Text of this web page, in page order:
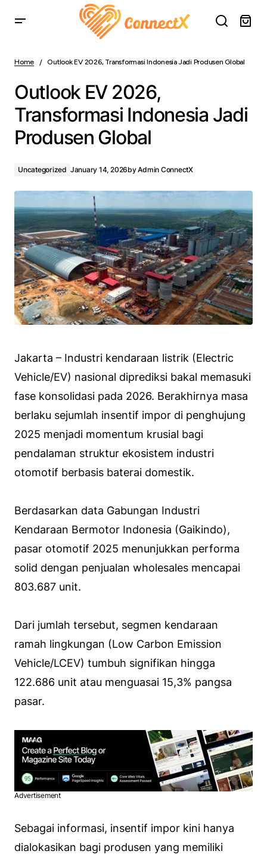
Global
Home Outlook EV 2026, Transformasi Indonesia Jadi Produsen Global
Outlook EV 2026,
Transformasi Indonesia Jadi
Produsen Global
Uncategorized January 14, 2026byAdmin ConnectX
Jakarta – Industri kendaraan listrik (Electric
Vehicle/EV) nasional diprediksi bakal memasuki
fase konsolidasi pada 2026. Berakhirnya masa
berlaku sejumlah insentif impor di penghujung
2025 menjadi momentum krusial bagi
pendalaman struktur ekosistem industri
otomotif berbasis baterai domestik.
Berdasarkan data Gabungan Industri
Kendaraan Bermotor Indonesia (Gaikindo),
pasar otomotif 2025 menunjukkan performa
solid dengan penjualan wholesales mencapai
803.687 unit.
Dari jumlah tersebut, segmen kendaraan
ramah lingkungan (Low Carbon Emission
Vehicle/LCEV) tumbuh signifikan hingga
122.686 unit atau menguasai 15,3% pangsa
pasar.
Advertisement
Sebagai informasi, insentif impor kini hanya
dialokasikan bagi produsen yang memiliki